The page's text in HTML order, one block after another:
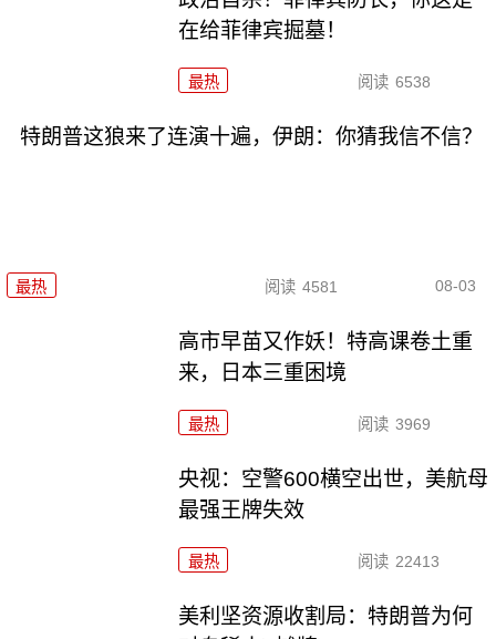
在给菲律宾掘墓！
最热 阅读 6538
特朗普这狼来了连演十遍，伊朗：你猜我信不信？
最热 阅读 4581 08-03
高市早苗又作妖！特高课卷土重
来，日本三重困境
最热 阅读 3969
央视：空警600横空出世，美航母
最强王牌失效
最热 阅读 22413
美利坚资源收割局：特朗普为何